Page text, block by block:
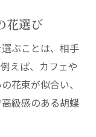
花選び
ぶことは、相手
えば、カフェや
花束が似合い、
級感のある胡蝶